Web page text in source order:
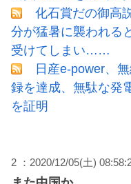
化石賞だの御高
分が猛暑に襲われる
受けてしまい……
日産e-power、
録を達成、無駄な発
を証明
2 ：2020/12/05(土)